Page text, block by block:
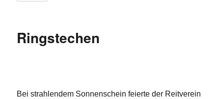
Ringstechen
Bei strahlendem Sonnenschein feierte der Reitverein